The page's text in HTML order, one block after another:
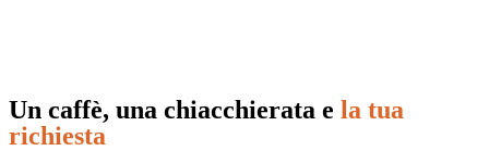
Un caffè, una chiacchierata e la tua
richiesta